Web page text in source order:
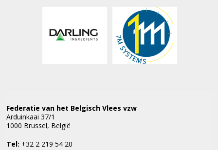
Federatie van het Belgisch Vlees vzw
Arduinkaai 37/1
1000 Brussel, België
Tel: +32 2 219 54 20